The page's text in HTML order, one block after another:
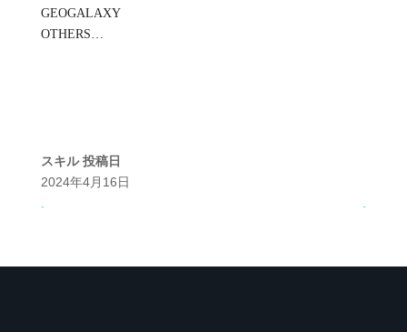
GEOGALAXY
OTHERS…
スキル 投稿日
2024年4月16日